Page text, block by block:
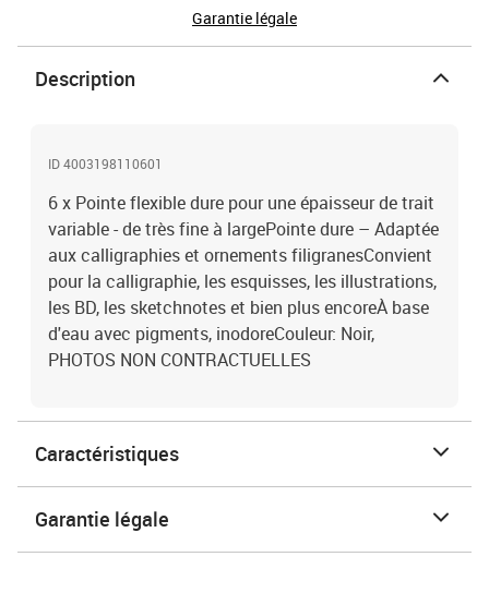
Garantie légale
Description
ID 4003198110601
6 x Pointe flexible dure pour une épaisseur de trait
variable - de très fine à largePointe dure – Adaptée
aux calligraphies et ornements filigranesConvient
pour la calligraphie, les esquisses, les illustrations,
les BD, les sketchnotes et bien plus encoreÀ base
d'eau avec pigments, inodoreCouleur: Noir,
PHOTOS NON CONTRACTUELLES
Caractéristiques
Garantie légale